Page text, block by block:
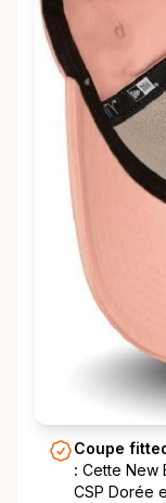
Coupe
: Cette New
CSP Dorée